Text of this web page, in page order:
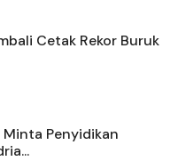
Cetak Rekor Buruk
Minta Penyidikan